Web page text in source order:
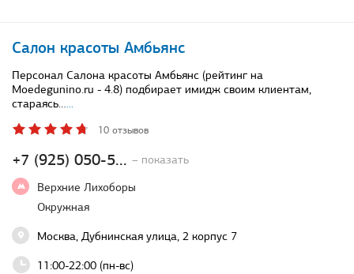
Салон красоты Амбьянс
+7 (925) 050-5... – показать
Верхние Лихоборы
Окружная
Москва, Дубнинская улица, 2 корпус 7
11:00-22:00 (пн-вс)
Персонал Салона красоты Амбьянс (рейтинг на
Moedegunino.ru - 4.8) подбирает имидж своим клиентам,
стараясь…...
10 отзывов